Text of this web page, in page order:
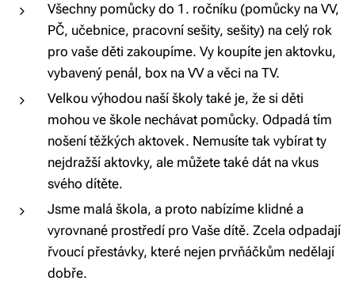
Všechny pomůcky do 1. ročníku (pomůcky na VV,
PČ, učebnice, pracovní sešity, sešity) na celý rok
pro vaše děti zakoupíme. Vy koupíte jen aktovku,
vybavený penál, box na VV a věci na TV.
Velkou výhodou naší školy také je, že si děti
mohou ve škole nechávat pomůcky. Odpadá tím
nošení těžkých aktovek. Nemusíte tak vybírat ty
nejdražší aktovky, ale můžete také dát na vkus
svého dítěte.
Jsme malá škola, a proto nabízíme klidné a
vyrovnané prostředí pro Vaše dítě. Zcela odpadají
řvoucí přestávky, které nejen prvňáčkům nedělají
dobře.